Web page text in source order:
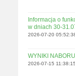
Informacja o
w dniach 30-
2026-07-20
WYNIKI
2026-07-15 11:38:15